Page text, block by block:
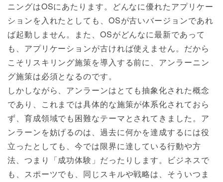
ニングはOSにあたります。どんなに優れたアプリケー
ションを⼊れたとしても、OSが古いバージョンであれ
ば起動しません。また、OSがどんなに最新であって
も、アプリケーションが古ければ使えません。だから
こそリスキリング施策を導⼊する前に、アンラーニン
グ施策は必須となるのです。
しかしながら、アンラーンはとても抽象化された概念
であり、これまでは具体的な施策が体系化されておら
ず、育成領域でも困難なテーマとされてきました。ア
ンラーンを妨げるのは、過去に何かを達成するには役
⽴ったとしても、今では限界に達している⾏動や⽅
法、つまり「成功体験」だったりします。ビジネスで
も、スポーツでも、同じスキルや戦略は、そういつま